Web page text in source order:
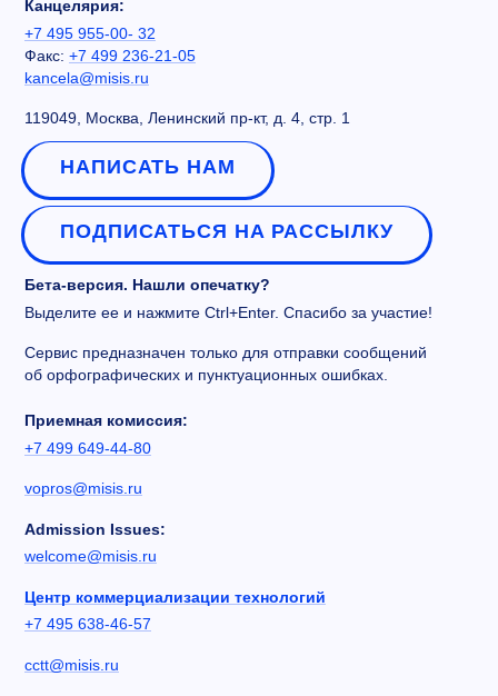
Канцелярия:
+7 495 955-00- 32
Факс: +7 499 236-21-05
kancela@misis.ru
119049, Москва, Ленинский пр-кт, д. 4, стр. 1
НАПИСАТЬ НАМ
ПОДПИСАТЬСЯ НА РАССЫЛКУ
Бета-версия. Нашли опечатку?
Выделите ее и нажмите Ctrl+Enter. Спасибо за участие!
Сервис предназначен только для отправки сообщений
об орфографических и пунктуационных ошибках.
Приемная комиссия:
+7 499 649-44-80
vopros@misis.ru
Admission Issues:
welcome@misis.ru
Центр коммерциализации технологий
+7 495 638-46-57
cctt@misis.ru